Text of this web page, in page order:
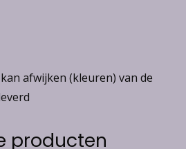
afwijken (kleuren) van de
producten